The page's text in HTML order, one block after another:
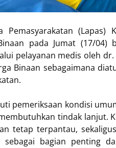
Pemasyarakatan (Lapas)
pada Jumat (17/04)
pelayanan medis oleh
Binaan sebagaimana
pemeriksaan kondisi
tindak lanjut.
tetap terpantau,
sebagai bagian penting